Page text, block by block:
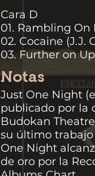
Cara D
01. Rambling
02. Cocaine (J.J.
03. Further on
Notas
Just One Night
publicado por la
Budokan
su último
One Night
de oro por la